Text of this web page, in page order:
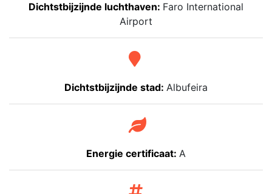
Dichtstbijzijnde luchthaven: Faro International
Airport
Dichtstbijzijnde stad: Albufeira
Energie certificaat: A